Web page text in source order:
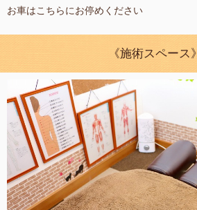
お車はこちらにお停めください
《施術スペース》